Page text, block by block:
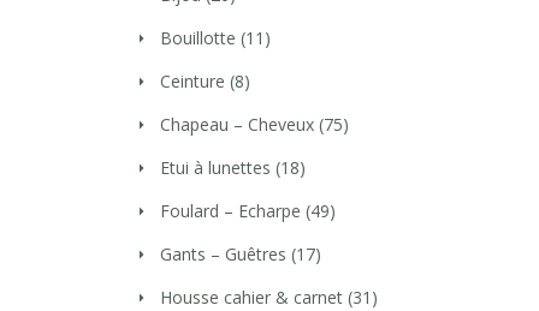
Bouillotte (11)
Ceinture (8)
Chapeau – Cheveux (75)
Etui à lunettes (18)
Foulard – Echarpe (49)
Gants – Guêtres (17)
Housse cahier & carnet (31)